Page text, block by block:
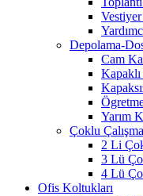
Depolama-
Cam
Yarım
Çoklu
2 Li
3 Lü
4 Lü
Ofis Koltukları